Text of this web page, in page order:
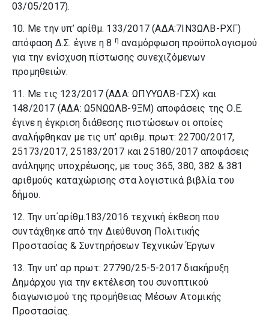
03/05/2017).
10. Με την υπ’ αρίθμ. 133/2017 (ΑΔΑ:7ΙΝ3ΩΛΒ-ΡΧΓ)
απόφαση Δ.Σ. έγινε η 8 η αναμόρφωση προϋπολογισμού
για την ενίσχυση πίστωσης συνεχιζόμενων
προμηθειών.
11. Με τις 123/2017 (ΑΔΑ: ΩΠΥΥΩΛΒ-ΓΣΧ) και
148/2017 (ΑΔΑ: Ω5ΝΩΩΛΒ-9ΞΜ) αποφάσεις της Ο.Ε.
έγινε η έγκριση διάθεσης πιστώσεων οι οποίες
αναλήφθηκαν με τις υπ’ αριθμ. πρωτ: 22700/2017,
25173/2017, 25183/2017 και 25180/2017 αποφάσεις
ανάληψης υποχρέωσης, με τους 365, 380, 382 & 381
αριθμούς καταχώρισης στα λογιστικά βιβλία του
δήμου.
12. Την υπ΄αρίθμ.183/2016 τεχνική έκθεση που
συντάχθηκε από την Διεύθυνση Πολιτικής
Προστασίας & Συντηρήσεων Τεχνικών Έργων
13. Την υπ’ αρ πρωτ: 27790/25-5-2017 διακήρυξη
Δημάρχου για την εκτέλεση του συνοπτικού
διαγωνισμού της προμήθειας Μέσων Ατομικής
Προστασίας.